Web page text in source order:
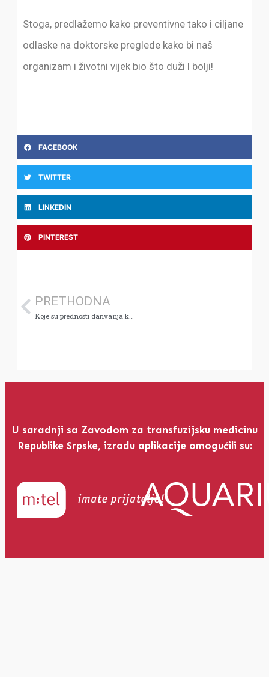
Stoga, predlažemo kako preventivne tako i ciljane
odlaske na doktorske preglede kako bi naš
organizam i životni vijek bio što duži I bolji!
FACEBOOK
TWITTER
LINKEDIN
PINTEREST
PRETHODNA
U saradnji sa Zavodom za transfuzijsku medicinu
Republike Srpske, izradu aplikacije omogućili su: